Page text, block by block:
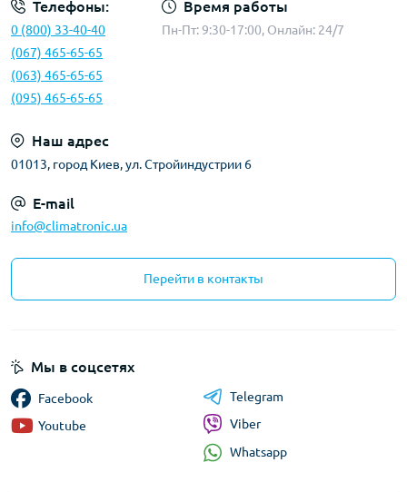
Телефоны:
0 (800) 33-40-40
(067) 465-65-65
(063) 465-65-65
(095) 465-65-65
Время работы
Пн-Пт: 9:30-17:00, Онлайн: 24/7
Наш адрес
01013, город Киев, ул. Стройиндустрии 6
E-mail
info@climatronic.ua
Перейти в контакты
Мы в соцсетях
Facebook
Youtube
Telegram
Viber
Whatsapp